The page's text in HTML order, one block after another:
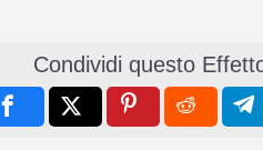
Condividi questo